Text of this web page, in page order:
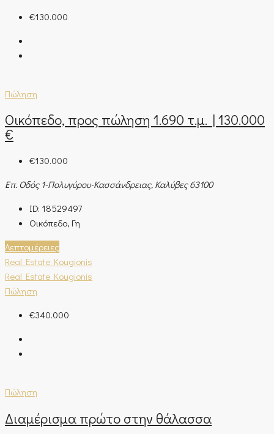
€130.000
Πώληση
Οικόπεδο, προς πώληση 1.690 τ.μ. | 130.000
€
€130.000
Επ. Οδός 1-Πολυγύρου-Κασσάνδρειας, Καλύβες 63100
ID: 18529497
Οικόπεδο, Γη
Λεπτομέρειες
Real Estate Kougionis
Real Estate Kougionis
Πώληση
€340.000
Πώληση
Διαμέρισμα πρώτο στην θάλασσα